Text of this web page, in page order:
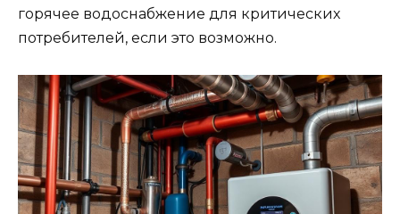
горячее водоснабжение для критических
потребителей, если это возможно.